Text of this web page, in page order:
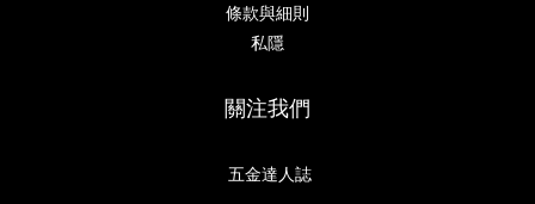
條款與細則
私隱
關注我們
五金達人誌